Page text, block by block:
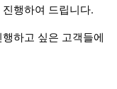
행하여 드립니다.
하고 싶은 고객들에